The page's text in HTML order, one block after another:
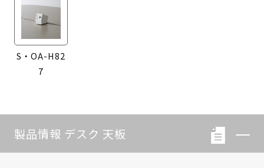
S・OA-H82
7
製品情報 デスク 天板